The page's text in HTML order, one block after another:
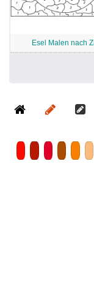
Esel Malen nach